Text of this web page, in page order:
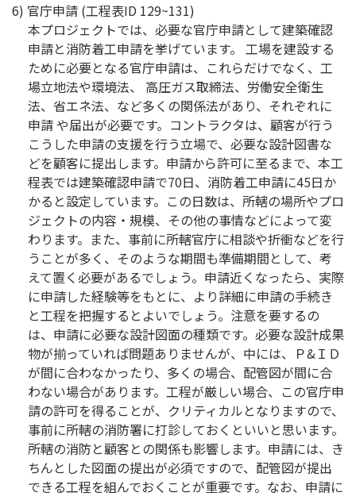
6) 官庁申請 (工程表ID 129~131)
本プロジェクトでは、必要な官庁申請として建築確認
申請と消防着工申請を挙げています。 工場を建設する
ために必要となる官庁申請は、これらだけでなく、工
場立地法や環境法、 高圧ガス取締法、労働安全衛生
法、省エネ法、など多くの関係法があり、それぞれに
申請 や届出が必要です。コントラクタは、顧客が行う
こうした申請の支援を行う立場で、必要な設計図書な
どを顧客に提出します。申請から許可に至るまで、本工
程表では建築確認申請で70日、消防着工申請に45日か
かると設定しています。この日数は、所轄の場所やプロ
ジェクトの内容・規模、その他の事情などによって変
わります。また、事前に所轄官庁に相談や折衝などを行
うことが多く、そのような期間も準備期間として、考
えて置く必要があるでしょう。申請近くなったら、実際
に申請した経験等をもとに、より詳細に申請の手続き
と工程を把握するとよいでしょう。注意を要するの
は、申請に必要な設計図面の種類です。必要な設計成果
物が揃っていれば問題ありませんが、中には、Ｐ&ＩＤ
が間に合わなかったり、多くの場合、配管図が間に合
わない場合があります。工程が厳しい場合、この官庁申
請の許可を得ることが、クリティカルとなりますので、
事前に所轄の消防署に打診しておくといいと思います。
所轄の消防と顧客との関係も影響します。申請には、き
ちんとした図面の提出が必須ですので、配管図が提出
できる工程を組んでおくことが重要です。なお、申請に